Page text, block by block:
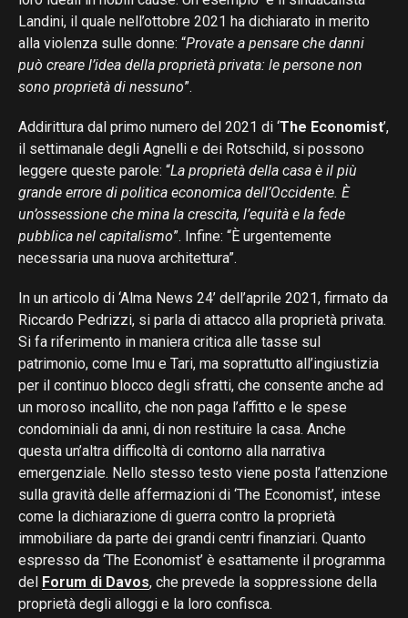
Landini, il quale nell’ottobre 2021 ha dichiarato in merito
alla violenza sulle donne: “Provate a pensare che danni
può creare l’idea della proprietà privata: le persone non
sono proprietà di nessuno”.
Addirittura dal primo numero del 2021 di ‘The Economist’,
il settimanale degli Agnelli e dei Rotschild, si possono
leggere queste parole: “La proprietà della casa è il più
grande errore di politica economica dell’Occidente. È
un’ossessione che mina la crescita, l’equità e la fede
pubblica nel capitalismo”. Infine: “È urgentemente
necessaria una nuova architettura”.
In un articolo di ‘Alma News 24’ dell’aprile 2021, firmato da
Riccardo Pedrizzi, si parla di attacco alla proprietà privata.
Si fa riferimento in maniera critica alle tasse sul
patrimonio, come Imu e Tari, ma soprattutto all’ingiustizia
per il continuo blocco degli sfratti, che consente anche ad
un moroso incallito, che non paga l’affitto e le spese
condominiali da anni, di non restituire la casa. Anche
questa un’altra difficoltà di contorno alla narrativa
emergenziale. Nello stesso testo viene posta l’attenzione
sulla gravità delle affermazioni di ‘The Economist’, intese
come la dichiarazione di guerra contro la proprietà
immobiliare da parte dei grandi centri finanziari. Quanto
espresso da ‘The Economist’ è esattamente il programma
del Forum di Davos, che prevede la soppressione della
proprietà degli alloggi e la loro confisca.